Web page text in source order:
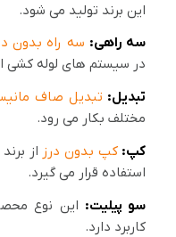
این برند تولید می شود.
سه راهی: سه راه بدون
در سیستم های لوله کشی
تبدیل: تبدیل صاف
مختلف بکار می رود.
کپ: کپ بدون درز از
استفاده قرار می گیرد.
سو پیلیت: این نوع
کاربرد دارد.